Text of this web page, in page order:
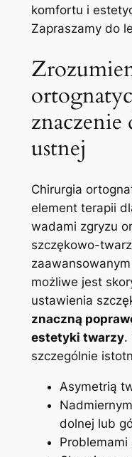
komfortu i
Zapraszamy do⁢
⁤ustnej
Chirurgia
element terapii
wadami ⁢zgryzu
szczękowo-
możliwe jest
⁢ustawienia
znaczną
estetyki ⁢twarzy.
szczególnie
Asymetrią
dolnej lub